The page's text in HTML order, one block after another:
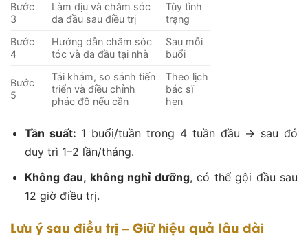
Bước
3
Làm dịu và chăm sóc
da đầu sau điều trị
Tùy tình
trạng
Bước
4
Hướng dẫn chăm sóc
tóc và da đầu tại nhà
Sau mỗi
buổi
Bước
5
Tái khám, so sánh tiến
triển và điều chỉnh
phác đồ nếu cần
Theo lịch
bác sĩ
hẹn
Tần suất: 1 buổi/tuần trong 4 tuần đầu → sau đó
duy trì 1–2 lần/tháng.
Không đau, không nghỉ dưỡng, có thể gội đầu sau
12 giờ điều trị.
Lưu ý sau điều trị – Giữ hiệu quả lâu dài